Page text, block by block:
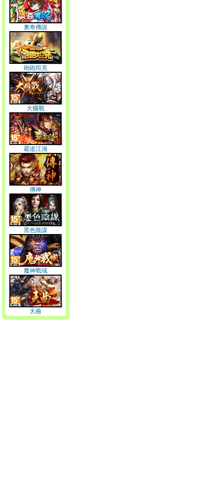
奧奇傳說
砲砲坦克
大國戰
霸道江湖
傳神
黑色陰謀
魔神戰域
天曲